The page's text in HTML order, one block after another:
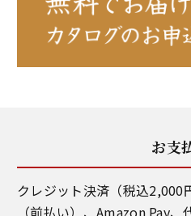
お支
クレジット決済（税込2,000
（前払い）、Amazon Pay